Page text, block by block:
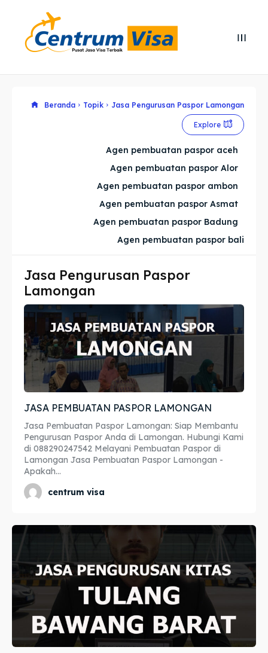
Cari
Cari
Explore our destinations
Imta
Legalisir
Apostille
Penerjemah
Asuransi
Blog
Explore our destinations
Imta
Legalisir
Apostille
Penerjemah
Asuransi
Blog
Beranda Topik Jasa Pengurusan Paspor Lamongan
Explore
Agen pembuatan paspor aceh
Agen pembuatan paspor Alor
Agen pembuatan paspor ambon
Agen pembuatan paspor Asmat
Agen pembuatan paspor Badung
Agen pembuatan paspor bali
Jasa Pengurusan Paspor
Lamongan
JASA PEMBUATAN PASPOR LAMONGAN
Jasa Pembuatan Paspor Lamongan: Siap Membantu
Pengurusan Paspor Anda di Lamongan. Hubungi Kami
di 088290247542 Melayani Pembuatan Paspor di
Lamongan Jasa Pembuatan Paspor Lamongan -
Apakah...
centrum visa